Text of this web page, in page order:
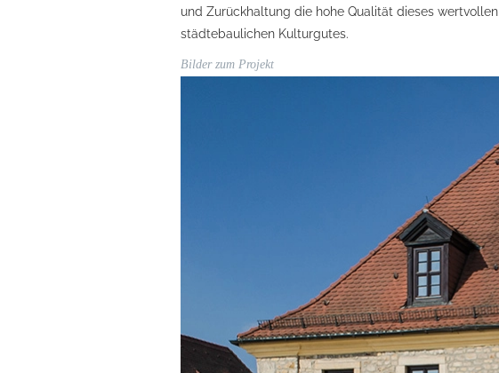
und Zurückhaltung die hohe Qualität dieses wertvollen
städtebaulichen Kulturgutes.
Bilder zum Projekt